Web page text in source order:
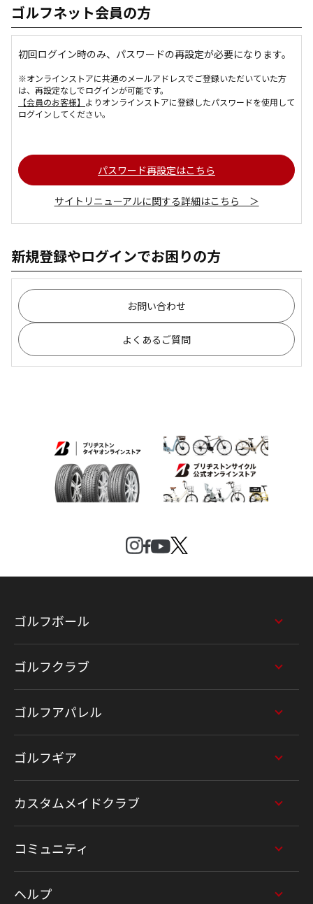
ゴルフネット会員の方
初回ログイン時のみ、パスワードの再設定が必要になります。
※オンラインストアに共通のメールアドレスでご登録いただいていた方
は、再設定なしでログインが可能です。
【会員のお客様】 よりオンラインストアに登録したパスワードを使用して
ログインしてください。
パスワード再設定はこちら
サイトリニューアルに関する詳細はこちら ＞
新規登録やログインでお困りの方
お問い合わせ
よくあるご質問
ゴルフボール
ゴルフクラブ
ゴルフアパレル
ゴルフギア
カスタムメイドクラブ
コミュニティ
ヘルプ